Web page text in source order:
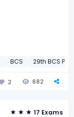
BCS 29th BCS
2 682
17 Exams